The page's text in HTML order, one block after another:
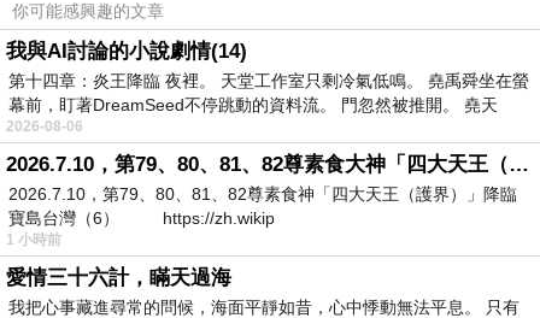
大波斯菊
Cosmos bipinnatus
又名波斯菊、秋櫻，原產於墨西哥。
葉纖細如線狀，花語是「真心與愛情」。
你可能感興趣的文章
我與AI討論的小說劇情(14)
第十四章：炎王降臨 夜裡。 天堂工作室只剩冷氣低鳴。 堯禹舜坐在螢
幕前，盯著DreamSeed不停跳動的資料流。 門忽然被推開。 堯天
2026-08-06
2026.7.10，第79、80、81、82尊素食大神「四大天王（護界）」降臨寶島台灣（6）
2026.7.10，第79、80、81、82尊素食神「四大天王（護界）」降臨
寶島台灣（6） https://zh.wikip
1 小時前
愛情三十六計，瞞天過海
我把心事藏進尋常的問候，海面平靜如昔，心中悸動無法平息。 只有